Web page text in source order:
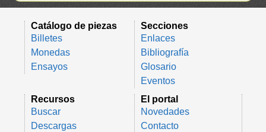
Catálogo de piezas
Billetes
Monedas
Ensayos
Secciones
Enlaces
Bibliografía
Glosario
Eventos
Recursos
Buscar
Descargas
El portal
Novedades
Contacto